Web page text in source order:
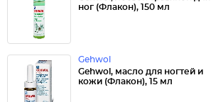
ног (Флакон), 150 мл
Gehwol
Gehwol, масло для ногтей и
кожи (Флакон), 15 мл